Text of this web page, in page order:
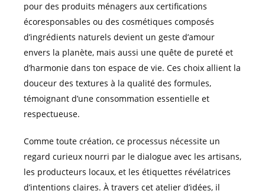
pour des produits ménagers aux certifications
écoresponsables ou des cosmétiques composés
d’ingrédients naturels devient un geste d’amour
envers la planète, mais aussi une quête de pureté et
d’harmonie dans ton espace de vie. Ces choix allient la
douceur des textures à la qualité des formules,
témoignant d’une consommation essentielle et
respectueuse.
Comme toute création, ce processus nécessite un
regard curieux nourri par le dialogue avec les artisans,
les producteurs locaux, et les étiquettes révélatrices
d’intentions claires. À travers cet atelier d’idées, il